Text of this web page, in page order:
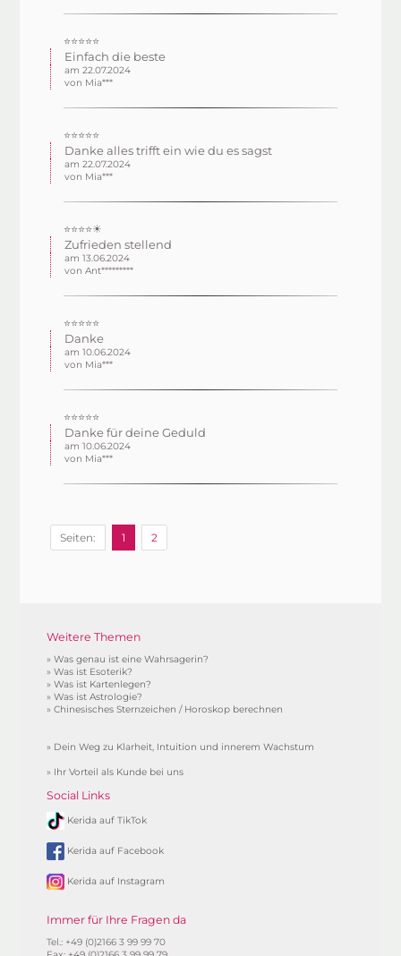
⭐⭐⭐⭐⭐
Einfach die beste
am 22.07.2024
von Mia***
⭐⭐⭐⭐⭐
Danke alles trifft ein wie du es sagst
am 22.07.2024
von Mia***
⭐⭐⭐⭐☀
Zufrieden stellend
am 13.06.2024
von Ant*********
⭐⭐⭐⭐⭐
Danke
am 10.06.2024
von Mia***
⭐⭐⭐⭐⭐
Danke für deine Geduld
am 10.06.2024
von Mia***
Seiten: 1 2
Weitere Themen
»Was genau ist eine Wahrsagerin?
»Was ist Esoterik?
»Was ist Kartenlegen?
»Was ist Astrologie?
»Chinesisches Sternzeichen / Horoskop berechnen
» Dein Weg zu Klarheit, Intuition und innerem Wachstum
» Ihr Vorteil als Kunde bei uns
Social Links
Kerida auf TikTok
Kerida auf Facebook
Kerida auf Instagram
Immer für Ihre Fragen da
Tel.: +49 (0)2166 3 99 99 70